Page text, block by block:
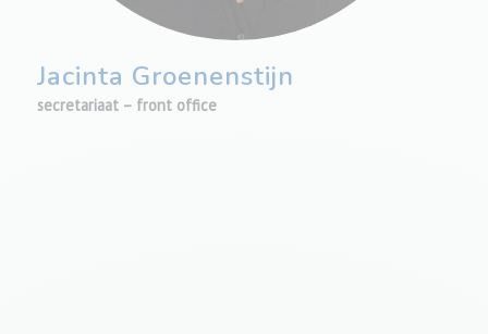
Jacinta Groenenstijn
secretariaat – front office